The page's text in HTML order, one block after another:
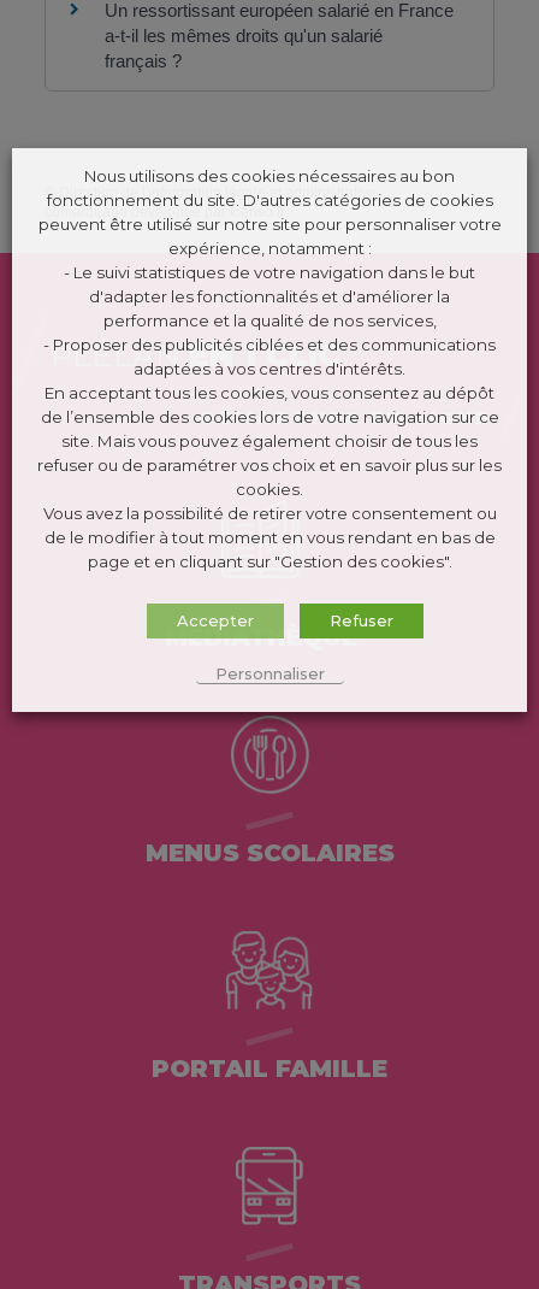
Un ressortissant européen salarié en France
a-t-il les mêmes droits qu'un salarié
français ?
©
Direction de l'information légale et administrative
comarquage developpé parkienso.fr
PLÉLANEN 1 CLIC
DÉMARCHES EN LIGNE
MÉDIATHÈQUE
MENUS SCOLAIRES
PORTAIL FAMILLE
Nous utilisons des cookies nécessaires au bon
fonctionnement du site. D'autres catégories de cookies
peuvent être utilisé sur notre site pour personnaliser votre
expérience, notamment :
- Le suivi statistiques de votre navigation dans le but
d'adapter les fonctionnalités et d'améliorer la
performance et la qualité de nos services,
- Proposer des publicités ciblées et des communications
adaptées à vos centres d'intérêts.
En acceptant tous les cookies, vous consentez au dépôt
de l’ensemble des cookies lors de votre navigation sur ce
site. Mais vous pouvez également choisir de tous les
refuser ou de paramétrer vos choix et en savoir plus sur les
cookies.
Vous avez la possibilité de retirer votre consentement ou
de le modifier à tout moment en vous rendant en bas de
page et en cliquant sur "Gestion des cookies".
Accepter Refuser
Personnaliser